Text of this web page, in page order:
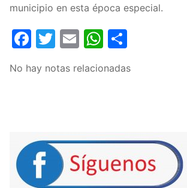
municipio en esta época especial.
Facebook
Twitter
EmailWhatsApp
No hay notas relacionadas